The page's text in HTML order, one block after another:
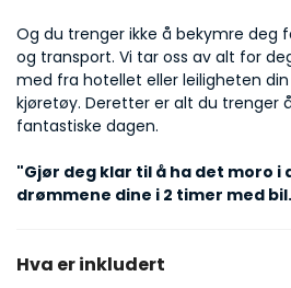
Og du trenger ikke å bekymre deg
og transport. Vi tar oss av alt for
med fra hotellet eller leiligheten
kjøretøy. Deretter er alt du trenger
fantastiske dagen.
"Gjør deg klar til å ha det moro i
drømmene dine i 2 timer med
Hva er inkludert